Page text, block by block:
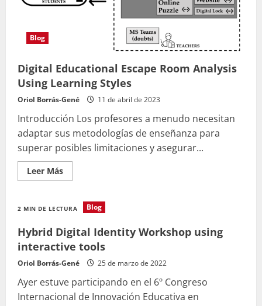
Blog
Digital Educational Escape Room Analysis
Using Learning Styles
Oriol Borrás-Gené 11 de abril de 2023
Introducción Los profesores a menudo necesitan
adaptar sus metodologías de enseñanza para
superar posibles limitaciones y asegurar...
Leer MásLeer
más
Digital
Educational
Room
Analysis
Using
Learning
Styles
2 MIN DE LECTURA Blog
Hybrid Digital Identity Workshop using
interactive tools
Oriol Borrás-Gené 25 de marzo de 2022
Ayer estuve participando en el 6º Congreso
Internacional de Innovación Educativa en